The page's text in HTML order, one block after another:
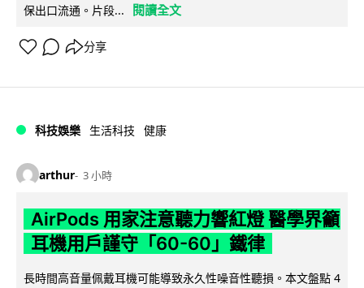
保出口流通。片段...
閱讀全文
分享
科技娛樂 生活科技 健康
arthur 3 小時
AirPods 用家注意聽力響紅燈 醫學界籲
耳機用戶謹守「60-60」鐵律
長時間高音量佩戴耳機可能導致永久性噪音性聽損。本文盤點 4